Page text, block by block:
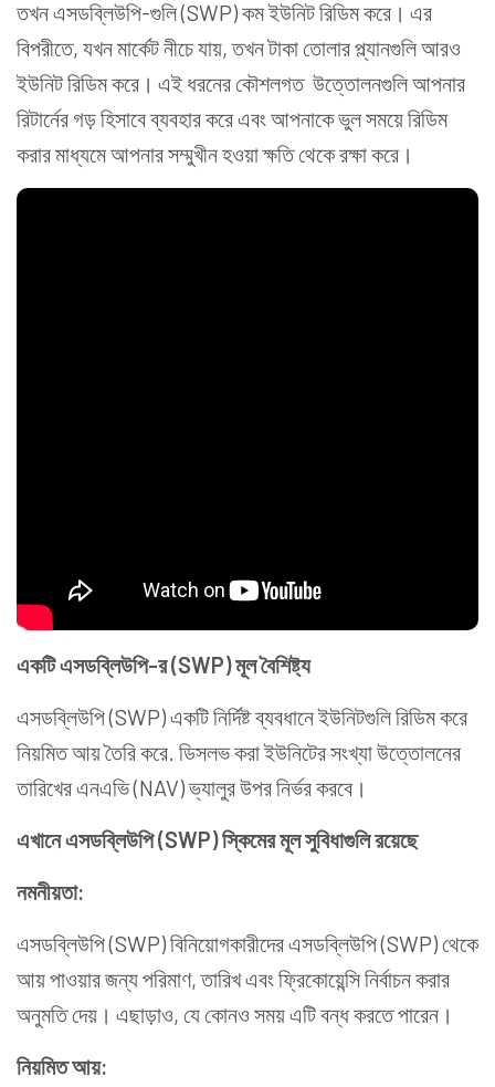
তখন এসডব্লিউপি-গুলি (SWP) কম ইউনিট রিডিম করে। এর
বিপরীতে, যখন মার্কেট নীচে যায়, তখন টাকা তোলার প্ল্যানগুলি আরও
ইউনিট রিডিম করে। এই ধরনের কৌশলগত উত্তোলনগুলি আপনার
রিটার্নের গড় হিসাবে ব্যবহার করে এবং আপনাকে ভুল সময়ে রিডিম
করার মাধ্যমে আপনার সম্মুখীন হওয়া ক্ষতি থেকে রক্ষা করে।
একটি এসডব্লিউপি-র (SWP) মূল বৈশিষ্ট্য
এসডব্লিউপি (SWP) একটি নির্দিষ্ট ব্যবধানে ইউনিটগুলি রিডিম করে
নিয়মিত আয় তৈরি করে. ডিসলভ করা ইউনিটের সংখ্যা উত্তোলনের
তারিখের এনএভি (NAV) ভ্যালুর উপর নির্ভর করবে।
এখানে এসডব্লিউপি (SWP) স্কিমের মূল সুবিধাগুলি রয়েছে
নমনীয়তা:
এসডব্লিউপি (SWP) বিনিয়োগকারীদের এসডব্লিউপি (SWP) থেকে
আয় পাওয়ার জন্য পরিমাণ, তারিখ এবং ফ্রিকোয়েন্সি নির্বাচন করার
অনুমতি দেয়। এছাড়াও, যে কোনও সময় এটি বন্ধ করতে পারেন।
নিয়মিত আয়: